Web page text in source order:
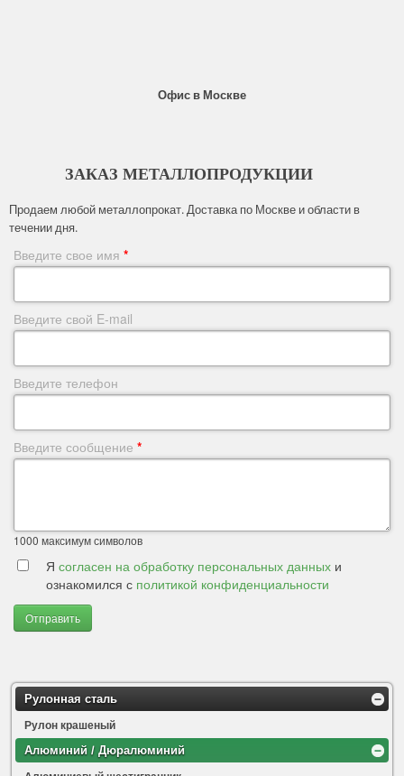
Офис в Москве
ЗАКАЗ МЕТАЛЛОПРОДУКЦИИ
Продаем любой металлопрокат. Доставка по Москве и области в
течении дня.
Введите свое имя *
Введите свой E-mail
Введите телефон
Введите сообщение *
1000 максимум символов
Я согласен на обработку персональных данных и
ознакомился с политикой конфиденциальности
Отправить
Рулонная сталь
Рулон крашеный
Алюминий / Дюралюминий